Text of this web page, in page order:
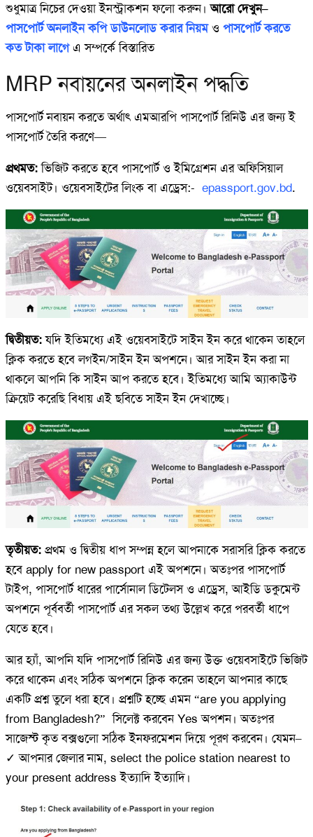
শুধুমাত্র নিচের দেওয়া ইনস্ট্রাকশন ফলো করুন।আরো দেখুন–
পাসপোর্ট অনলাইন কপি ডাউনলোড করার নিয়মও পাসপোর্ট করতে
কত টাকা লাগেএ সম্পর্কে বিস্তারিত
MRP নবায়নের অনলাইন পদ্ধতি
পাসপোর্ট নবায়ন করতে অর্থাৎ এমআরপি পাসপোর্ট রিনিউ এর জন্য ই
পাসপোর্ট তৈরি করণে—
প্রথমত:ভিজিট করতে হবে পাসপোর্ট ও ইমিগ্রেশন এর অফিসিয়াল
ওয়েবসাইট। ওয়েবসাইটের লিংক বা এড্রেস:- epassport.gov.bd.
দ্বিতীয়ত:যদি ইতিমধ্যে এই ওয়েবসাইটে সাইন ইন করে থাকেন তাহলে
ক্লিক করতে হবে লগইন/সাইন ইন অপশনে। আর সাইন ইন করা না
থাকলে আপনি কি সাইন আপ করতে হবে। ইতিমধ্যে আমি অ্যাকাউন্ট
ক্রিয়েট করেছি বিধায় এই ছবিতে সাইন ইন দেখাচ্ছে।
তৃতীয়ত: প্রথম ও দ্বিতীয় ধাপ সম্পন্ন হলে আপনাকে সরাসরি ক্লিক করতে
হবে apply for new passport এই অপশনে। অতঃপর পাসপোর্ট
টাইপ, পাসপোর্ট ধারের পার্সোনাল ডিটেলস ও এড্রেস, আইডি ডকুমেন্ট
অপশনে পূর্ববর্তী পাসপোর্ট এর সকল তথ্য উল্লেখ করে পরবর্তী ধাপে
যেতে হবে।
আর হ্যাঁ, আপনি যদি পাসপোর্ট রিনিউ এর জন্য উক্ত ওয়েবসাইটে ভিজিট
করে থাকেন এবং সঠিক অপশনে ক্লিক করেন তাহলে আপনার কাছে
একটি প্রশ্ন তুলে ধরা হবে। প্রশ্নটি হচ্ছে এমন “are you applying
from Bangladesh?” সিলেক্ট করবেন Yes অপশন। অতঃপর
সাজেস্ট কৃত বক্সগুলো সঠিক ইনফরমেশন দিয়ে পূরণ করবেন। যেমন–
✓ আপনার জেলার নাম, select the police station nearest to
your present address ইত্যাদি ইত্যাদি।